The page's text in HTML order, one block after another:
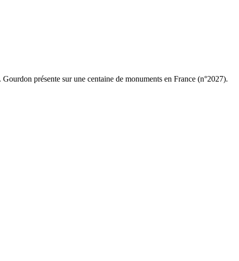
présente sur une centaine de monuments en France (n°2027).